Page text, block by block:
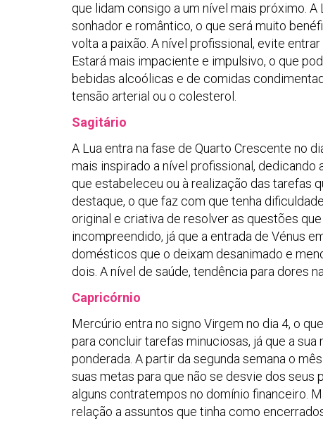
que lidam consigo a um nível mais próximo.
sonhador e romântico, o que será muito
volta a paixão. A nível profissional, evite
Estará mais impaciente e impulsivo, o que
bebidas alcoólicas e de comidas
tensão arterial ou o colesterol.
Sagitário
A Lua entra na fase de Quarto Crescente no
mais inspirado a nível profissional,
que estabeleceu ou à realização das tarefas
destaque, o que faz com que tenha
original e criativa de resolver as questões
incompreendido, já que a entrada de Vénus
domésticos que o deixam desanimado e
dois. A nível de saúde, tendência para dores
Capricórnio
Mercúrio entra no signo Virgem no dia 4, o
para concluir tarefas minuciosas, já que a
ponderada. A partir da segunda semana o
suas metas para que não se desvie dos seus
alguns contratempos no domínio financeiro.
relação a assuntos que tinha como